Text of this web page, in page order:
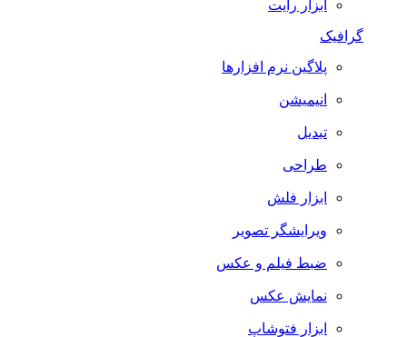
ابزار رایت
گرافیک
پلاگین نرم افزارها
انیمیشن
تبدیل
طراحی
ابزار فلش
ویرایشگر تصویر
ضبط فيلم و عكس
نمایش عکس
ابزار فتوشاپ